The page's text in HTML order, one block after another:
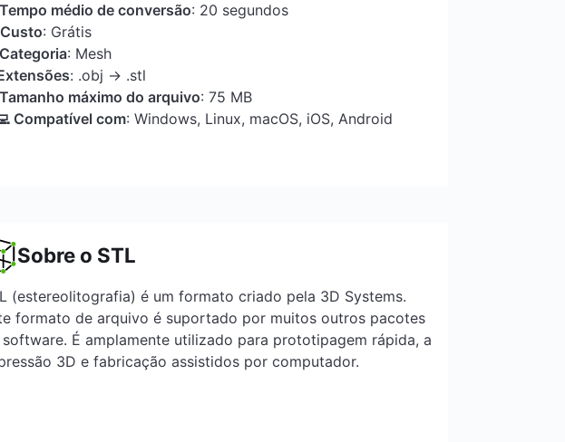
médio de conversão: 20 segundos
: Grátis
: Mesh
: .obj → .stl
máximo do arquivo: 75 MB
Compatível com: Windows, Linux, macOS, iOS, Android
Sobre o STL
(estereolitografia) é um formato criado pela 3D Systems.
formato de arquivo é suportado por muitos outros pacotes
É amplamente utilizado para prototipagem rápida, a
3D e fabricação assistidos por computador.